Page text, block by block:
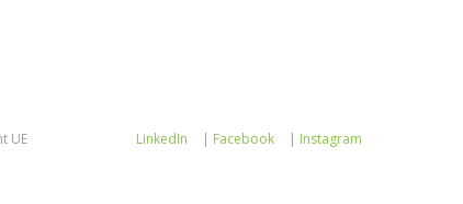
UE LinkedIn | Facebook | Instagram